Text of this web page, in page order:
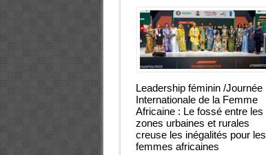
Leadership féminin /Journée
Internationale de la Femme
Africaine : Le fossé entre les
zones urbaines et rurales
creuse les inégalités pour les
femmes africaines